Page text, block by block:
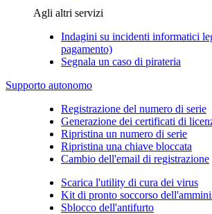
Agli altri servizi
Indagini su incidenti informatici
pagamento)
Segnala un caso di pirateria
Supporto autonomo
Registrazione del numero di serie
Generazione dei certificati di
Ripristina un numero di serie
Ripristina una chiave bloccata
Cambio dell'email di registrazione
Scarica l'utility di cura dei virus
Kit di pronto soccorso
Sblocco dell'antifurto